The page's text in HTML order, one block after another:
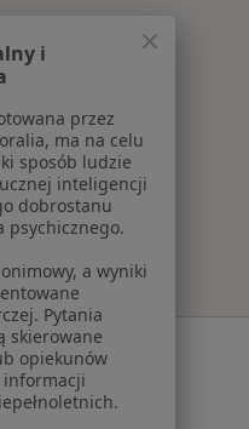
Warszawie
Warszawie
i
przez
ma na celu
sposób ludzie
inteligencji
dobrostanu
psychicznego.
a wyniki
Pytania
skierowane
opiekunów
informacji